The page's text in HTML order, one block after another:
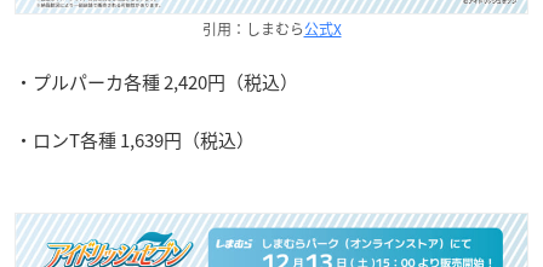
引用：しまむら公式X
・プルパーカ各種 2,420円（税込）
・ロンT各種 1,639円（税込）